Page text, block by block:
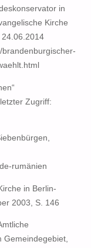
in
Kirche
brandenburgischer-
Zugriff:
rumänien
in Berlin-
2003, S. 146
Gemeindegebiet,